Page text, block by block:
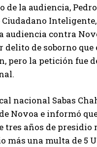
de la audiencia,
Ciudadano
audiencia contra
delito de soborno que
pero la petición fue
nacional Sabas
Novoa e informó
tres años de presidio
más una multa de 5